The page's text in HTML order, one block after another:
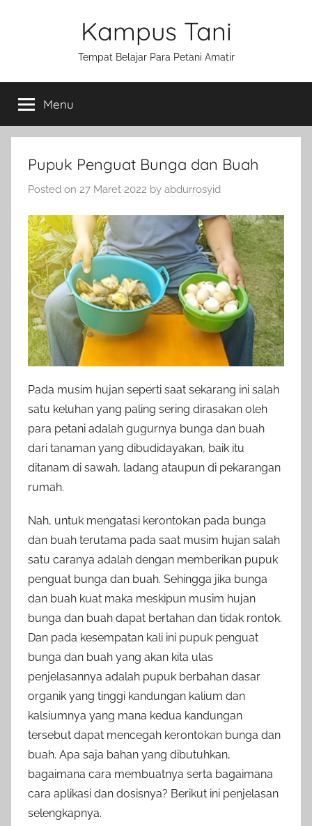
Kampus Tani
Tempat Belajar Para Petani Amatir
Menu
Pupuk Penguat Bunga dan Buah
Posted on 27 Maret 2022 by abdurrosyid
Pada musim hujan seperti saat sekarang ini salah
satu keluhan yang paling sering dirasakan oleh
para petani adalah gugurnya bunga dan buah
dari tanaman yang dibudidayakan, baik itu
ditanam di sawah, ladang ataupun di pekarangan
rumah.
Nah, untuk mengatasi kerontokan pada bunga
dan buah terutama pada saat musim hujan salah
satu caranya adalah dengan memberikan pupuk
penguat bunga dan buah. Sehingga jika bunga
dan buah kuat maka meskipun musim hujan
bunga dan buah dapat bertahan dan tidak rontok.
Dan pada kesempatan kali ini pupuk penguat
bunga dan buah yang akan kita ulas
penjelasannya adalah pupuk berbahan dasar
organik yang tinggi kandungan kalium dan
kalsiumnya yang mana kedua kandungan
tersebut dapat mencegah kerontokan bunga dan
buah. Apa saja bahan yang dibutuhkan,
bagaimana cara membuatnya serta bagaimana
cara aplikasi dan dosisnya? Berikut ini penjelasan
selengkapnya.